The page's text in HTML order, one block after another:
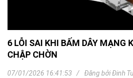
6 LỖI SAI KHI BẤM DÂY MẠNG
CHẬP CHỜN
07/01/2026 16:41:53 Đăng bởiĐinh